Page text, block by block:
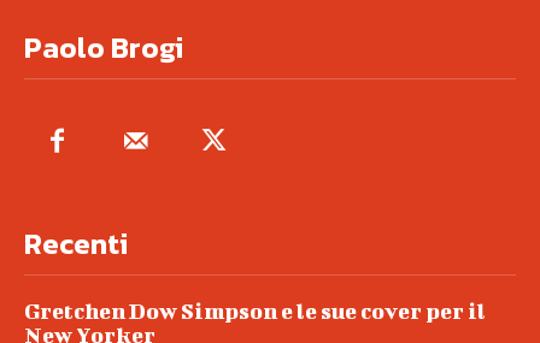
Paolo Brogi
Recenti
Gretchen Dow Simpson e le sue cover per il
New Yorker